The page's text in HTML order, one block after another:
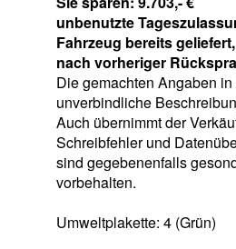
unbenutzte
Fahrzeug bereits
nach vorheriger
Die gemachten Angaben
unverbindliche
Auch übernimmt der
Schreibfehler und
sind gegebenenfalls
vorbehalten.
Umweltplakette: 4 (Grün)